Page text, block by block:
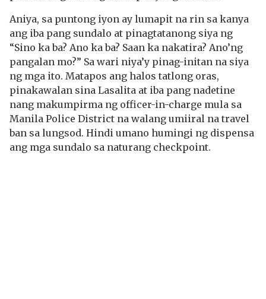
Aniya, sa puntong iyon ay lumapit na rin sa kanya
ang iba pang sundalo at pinagtatanong siya ng
“Sino ka ba? Ano ka ba? Saan ka nakatira? Ano’ng
pangalan mo?” Sa wari niya’y pinag-initan na siya
ng mga ito. Matapos ang halos tatlong oras,
pinakawalan sina Lasalita at iba pang nadetine
nang makumpirma ng officer-in-charge mula sa
Manila Police District na walang umiiral na travel
ban sa lungsod. Hindi umano humingi ng dispensa
ang mga sundalo sa naturang checkpoint.